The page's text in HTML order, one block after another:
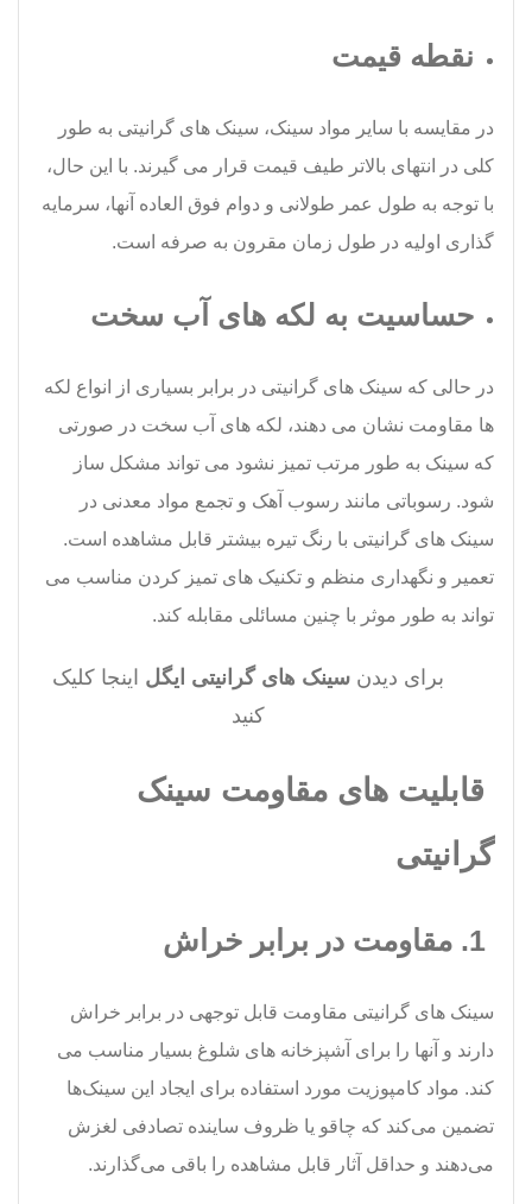
نقطه قیمت
در مقایسه با سایر مواد سینک، سینک های گرانیتی به طور
کلی در انتهای بالاتر طیف قیمت قرار می گیرند. با این حال،
با توجه به طول عمر طولانی و دوام فوق العاده آنها، سرمایه
گذاری اولیه در طول زمان مقرون به صرفه است.
حساسیت به لکه های آب سخت
در حالی که سینک های گرانیتی در برابر بسیاری از انواع لکه
ها مقاومت نشان می دهند، لکه های آب سخت در صورتی
که سینک به طور مرتب تمیز نشود می تواند مشکل ساز
شود. رسوباتی مانند رسوب آهک و تجمع مواد معدنی در
سینک های گرانیتی با رنگ تیره بیشتر قابل مشاهده است.
تعمیر و نگهداری منظم و تکنیک های تمیز کردن مناسب می
تواند به طور موثر با چنین مسائلی مقابله کند.
برای دیدن سینک های گرانیتی ایگل اینجا کلیک
کنید
قابلیت های مقاومت سینک
گرانیتی
سینک های گرانیتی مقاومت قابل توجهی در برابر خراش
دارند و آنها را برای آشپزخانه های شلوغ بسیار مناسب می
کند. مواد کامپوزیت مورد استفاده برای ایجاد این سینک‌ها
تضمین می‌کند که چاقو یا ظروف ساینده تصادفی لغزش
می‌دهند و حداقل آثار قابل مشاهده را باقی می‌گذارند.